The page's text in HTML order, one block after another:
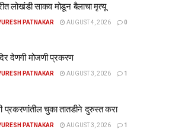
लोखंडी साकव मोडून बैलाचा मृत्यू
PATNAKAR AUGUST 4, 2026 0
देणगी मोजणी प्रकरण
PATNAKAR AUGUST 3, 2026 1
प्रकरणांतील चुका तातडीने दुरुस्त करा
PATNAKAR AUGUST 3, 2026 1